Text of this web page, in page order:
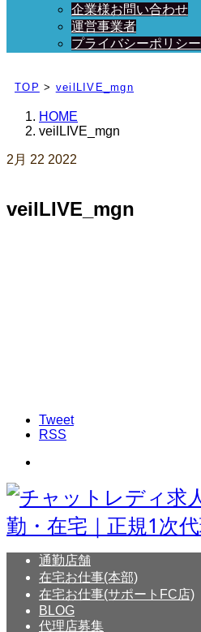
企業様お問い合わせ
運営事業者
プライバシーポリシー
TOP > veilLIVE_mgn
HOME
veilLIVE_mgn
2月 22 2022
veilLIVE_mgn
Tweet
RSS
通勤店舗
在宅お仕事(本部)
在宅お仕事(サポートFC店)
BLOG
代理店募集